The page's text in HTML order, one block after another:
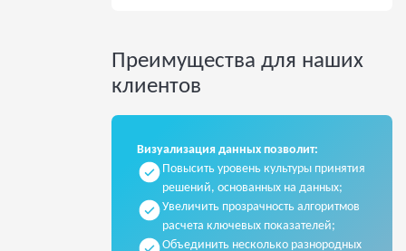
Преимущества для наших
клиентов
Визуализация данных позволит:
Повысить уровень культуры принятия
решений, основанных на данных;
Увеличить прозрачность алгоритмов
расчета ключевых показателей;
Объединить несколько разнородных